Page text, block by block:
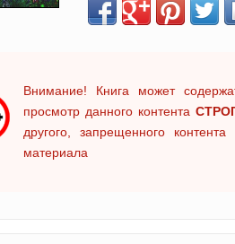
Внимание! Книга может
просмотр данного контента
другого, запрещенного
материала